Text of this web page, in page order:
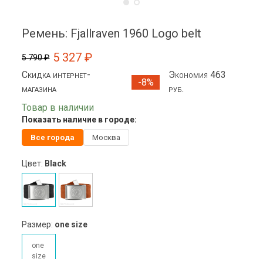
Ремень: Fjallraven 1960 Logo belt
5 790 ₽ 5 327 ₽
Скидка интернет-
магазина
-8%
Экономия 463
руб.
Товар в наличии
Показать наличие в городе:
Все города Москва
Цвет: Black
Размер: one size
one
size